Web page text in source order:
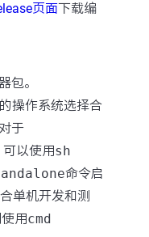
页面下载编
包。
操作系统选择合
于
以使用sh
命令启
单机开发和测
用cmd